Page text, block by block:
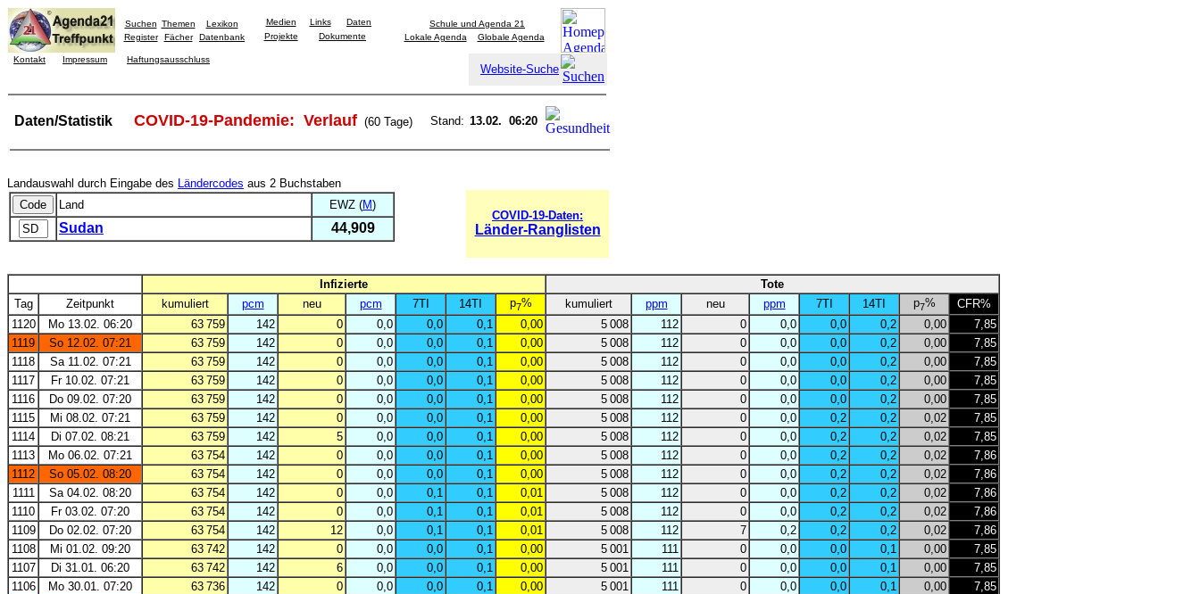
Suchen Themen
Lexikon
Register
Fächer Datenbank
Medien Links
Daten
Projekte
Dokumente
Schule und Agenda 21
Lokale Agenda
Globale Agenda
Kontakt Impressum Haftungsausschluss
Website-Suche
Daten/Statistik COVID-19-Pandemie: Verlauf (60 Tage) Stand: 13.02. 06:20
Landauswahl durch Eingabe des Ländercodes aus 2 Buchstaben
Land
EWZ (M)
Sudan 44,909
COVID-19-Daten:
Länder-Ranglisten
Infizierte
Tote
Tag
Zeitpunkt kumuliert pcm neu pcm 7TI 14TI p7% kumuliert ppm neu ppm 7TI 14TI p7%
CFR%
1120
Mo 13.02. 06:20 63 759 142 0 0,0 0,0 0,1 0,00 5 008 112 0 0,0 0,0 0,2 0,00
7,85
1119
So 12.02. 07:21 63 759 142 0 0,0 0,0 0,1 0,00 5 008 112 0 0,0 0,0 0,2 0,00
7,85
1118
Sa 11.02. 07:21 63 759 142 0 0,0 0,0 0,1 0,00 5 008 112 0 0,0 0,0 0,2 0,00
7,85
1117
Fr 10.02. 07:21 63 759 142 0 0,0 0,0 0,1 0,00 5 008 112 0 0,0 0,0 0,2 0,00
7,85
1116
Do 09.02. 07:20 63 759 142 0 0,0 0,0 0,1 0,00 5 008 112 0 0,0 0,0 0,2 0,00
7,85
1115
Mi 08.02. 07:21 63 759 142 0 0,0 0,0 0,1 0,00 5 008 112 0 0,0 0,2 0,2 0,02
7,85
1114
Di 07.02. 08:21 63 759 142 5 0,0 0,0 0,1 0,00 5 008 112 0 0,0 0,2 0,2 0,02
7,85
1113
Mo 06.02. 07:21 63 754 142 0 0,0 0,0 0,1 0,00 5 008 112 0 0,0 0,2 0,2 0,02
7,86
1112
So 05.02. 08:20 63 754 142 0 0,0 0,0 0,1 0,00 5 008 112 0 0,0 0,2 0,2 0,02
7,86
1111
Sa 04.02. 08:20 63 754 142 0 0,0 0,1 0,1 0,01 5 008 112 0 0,0 0,2 0,2 0,02
7,86
1110
Fr 03.02. 07:20 63 754 142 0 0,0 0,1 0,1 0,01 5 008 112 0 0,0 0,2 0,2 0,02
7,86
1109
Do 02.02. 07:20 63 754 142 12 0,0 0,1 0,1 0,01 5 008 112 7 0,2 0,2 0,2 0,02
7,86
1108
Mi 01.02. 09:20 63 742 142 0 0,0 0,0 0,1 0,00 5 001 111 0 0,0 0,0 0,1 0,00
7,85
1107
Di 31.01. 06:20 63 742 142 6 0,0 0,0 0,1 0,00 5 001 111 0 0,0 0,0 0,1 0,00
7,85
1106
Mo 30.01. 07:20 63 736 142 0 0,0 0,0 0,1 0,00 5 001 111 0 0,0 0,0 0,1 0,00
7,85